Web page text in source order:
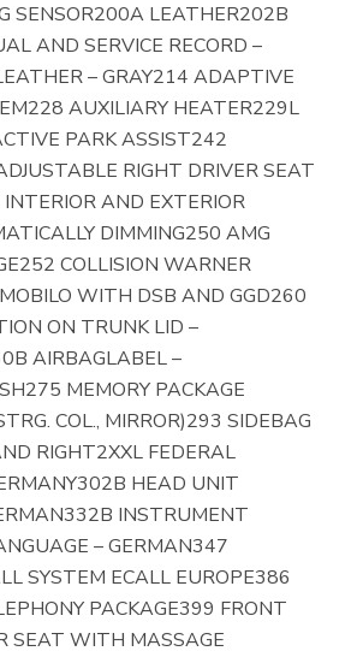
SENSOR200A LEATHER202B
AND SERVICE RECORD –
– GRAY214 ADAPTIVE
AUXILIARY HEATER229L
PARK ASSIST242
RIGHT DRIVER SEAT
AND EXTERIOR
DIMMING250 AMG
COLLISION WARNER
WITH DSB AND GGD260
ON TRUNK LID –
AIRBAGLABEL –
MEMORY PACKAGE
COL., MIRROR)293 SIDEBAG
RIGHT2XXL FEDERAL
HEAD UNIT
INSTRUMENT
– GERMAN347
SYSTEM ECALL EUROPE386
PACKAGE399 FRONT
SEAT WITH MASSAGE